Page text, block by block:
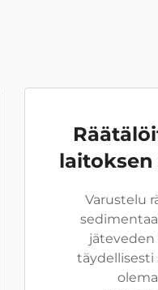
laitoksen
Varustelu